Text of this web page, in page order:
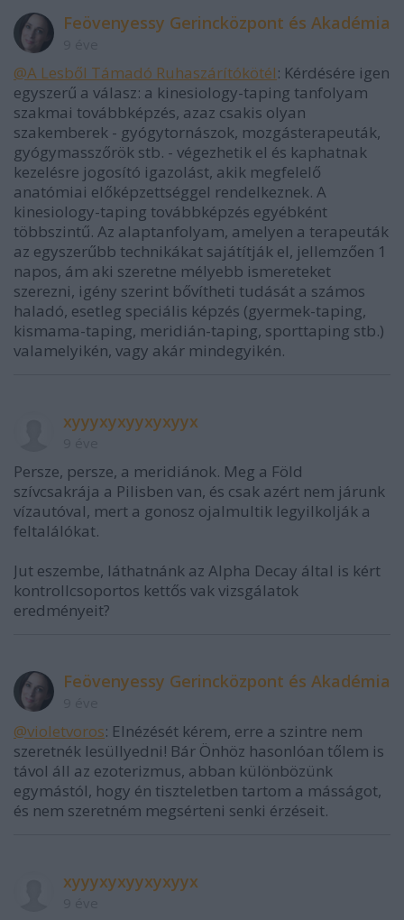
Feövenyessy Gerincközpont és Akadémia
@A Lesből Támadó Ruhaszárítókötél: Kérdésére igen
egyszerű a válasz: a kinesiology-taping tanfolyam
szakmai továbbképzés, azaz csakis olyan
szakemberek - gyógytornászok, mozgásterapeuták,
gyógymasszőrök stb. - végezhetik el és kaphatnak
kezelésre jogosító igazolást, akik megfelelő
anatómiai előképzettséggel rendelkeznek. A
kinesiology-taping továbbképzés egyébként
többszintű. Az alaptanfolyam, amelyen a terapeuták
az egyszerűbb technikákat sajátítják el, jellemzően 1
napos, ám aki szeretne mélyebb ismereteket
szerezni, igény szerint bővítheti tudását a számos
haladó, esetleg speciális képzés (gyermek-taping,
kismama-taping, meridián-taping, sporttaping stb.)
valamelyikén, vagy akár mindegyikén.
xyyyxyxyyxyxyyx
Persze, persze, a meridiánok. Meg a Föld
szívcsakrája a Pilisben van, és csak azért nem járunk
vízautóval, mert a gonosz ojalmultik legyilkolják a
feltalálókat.
Jut eszembe, láthatnánk az Alpha Decay által is kért
kontrollcsoportos kettős vak vizsgálatok
eredményeit?
Feövenyessy Gerincközpont és Akadémia
@violetvoros: Elnézését kérem, erre a szintre nem
szeretnék lesüllyedni! Bár Önhöz hasonlóan tőlem is
távol áll az ezoterizmus, abban különbözünk
egymástól, hogy én tiszteletben tartom a másságot,
és nem szeretném megsérteni senki érzéseit.
xyyyxyxyyxyxyyx